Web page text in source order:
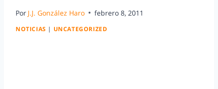
Por J.J. González Haro febrero 8, 2011
NOTICIAS | UNCATEGORIZED